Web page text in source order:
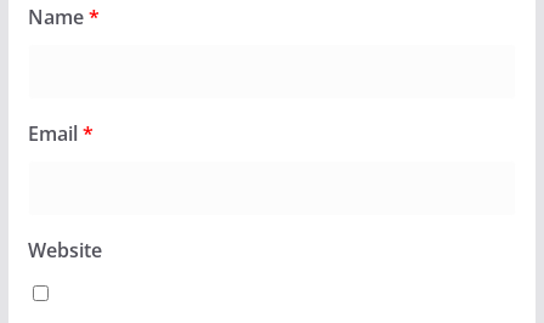
Name*
Email*
Website